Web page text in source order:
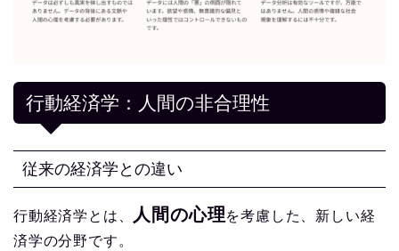
行動経済学：人間の非合理性
従来の経済学との違い
行動経済学とは、 人間の心理を考慮した、新しい経
済学の分野です。